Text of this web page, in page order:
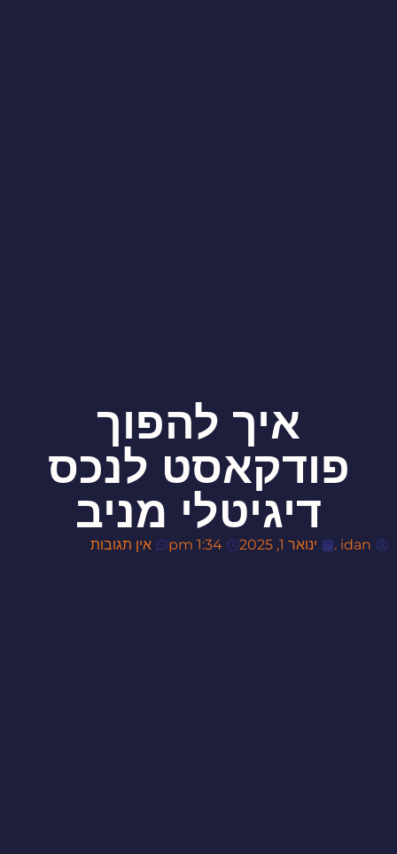
איך להפוך
פודקאסט לנכס
דיגיטלי מניב
idan . ינואר 1, 2025 1:34 pm אין תגובות